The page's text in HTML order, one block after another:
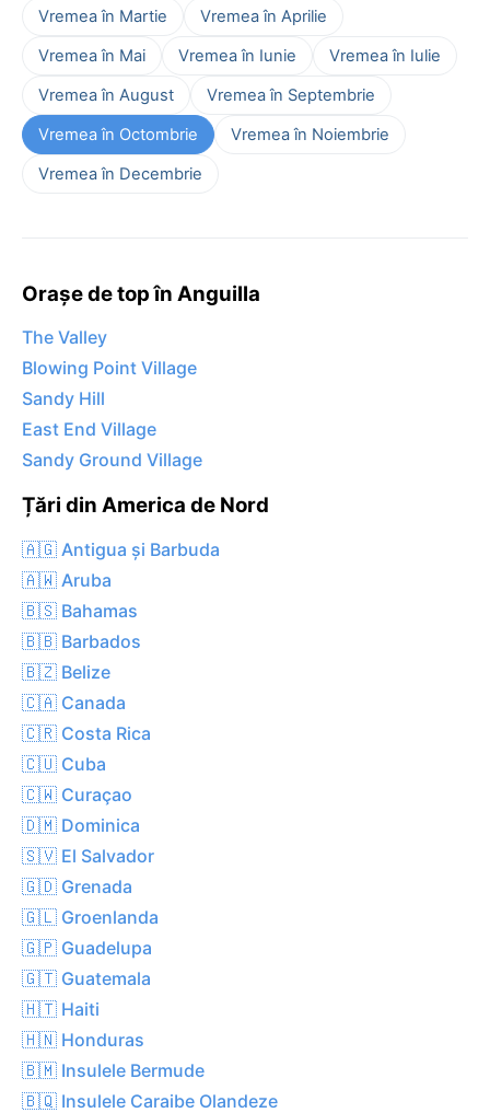
Vremea în Martie
Vremea în Aprilie
Vremea în Mai
Vremea în Iunie
Vremea în Iulie
Vremea în August
Vremea în Septembrie
Vremea în Octombrie
Vremea în Noiembrie
Vremea în Decembrie
Orașe de top în Anguilla
The Valley
Blowing Point Village
Sandy Hill
East End Village
Sandy Ground Village
Țări din America de Nord
🇦🇬 Antigua și Barbuda
🇦🇼 Aruba
🇧🇸 Bahamas
🇧🇧 Barbados
🇧🇿 Belize
🇨🇦 Canada
🇨🇷 Costa Rica
🇨🇺 Cuba
🇨🇼 Curaçao
🇩🇲 Dominica
🇸🇻 El Salvador
🇬🇩 Grenada
🇬🇱 Groenlanda
🇬🇵 Guadelupa
🇬🇹 Guatemala
🇭🇹 Haiti
🇭🇳 Honduras
🇧🇲 Insulele Bermude
🇧🇶 Insulele Caraibe Olandeze